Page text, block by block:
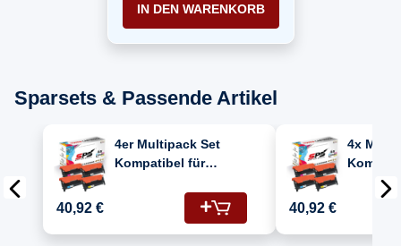
IN DEN WARENKORB
Sparsets & Passende Artikel
4er Multipack Set
Kompatibel für
C433 Drucker Toners
Samsung K404S CLT-
K404S Schwarz,
40,92 €
4x
433
CLT-
40,92 €